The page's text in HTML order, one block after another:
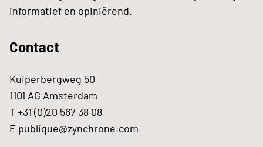
informatief en opiniërend.
Contact
Kuiperbergweg 50
1101 AG Amsterdam
T +31 (0)20 567 38 08
E publique@zynchrone.com